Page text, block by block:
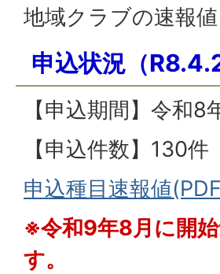
地域クラブの速報
申込状況（
【申込期間】令和
【申込件数】130件
申込種目速報値
※令和9年8月に開
す。